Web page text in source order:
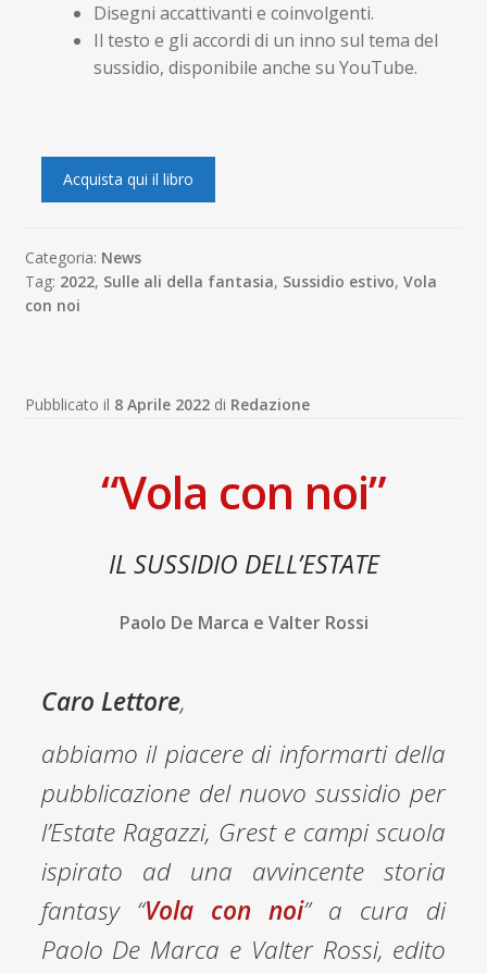
Disegni accattivanti e coinvolgenti.
Il testo e gli accordi di un inno sul tema del
sussidio, disponibile anche su YouTube.
Acquista qui il libro
Categoria: News
Tag: 2022, Sulle ali della fantasia, Sussidio estivo, Vola
con noi
Pubblicato il 8 Aprile 2022 di Redazione
“Vola con noi”
IL SUSSIDIO DELL’ESTATE
Paolo De Marca e Valter Rossi
Caro Lettore,
abbiamo il piacere di informarti della
pubblicazione del nuovo sussidio per
l’Estate Ragazzi, Grest e campi scuola
ispirato ad una avvincente storia
fantasy “Vola con noi” a cura di
Paolo De Marca e Valter Rossi, edito